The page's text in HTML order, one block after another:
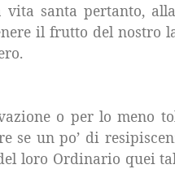
santa pertanto,
il frutto del nostro
o per lo meno
se un po’ di
loro Ordinario quei